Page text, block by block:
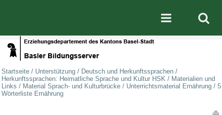
Mobile
Startseite / Unterstützung / Deutsch und Herkunftssprachen /
Herkunftssprachen: Heimatliche Sprache und Kultur HSK / Materialien und
Links / Material Sprach- und Kulturbrücke / Unterrichtsmaterial Ernährung / 5
Wörterliste Ernährung